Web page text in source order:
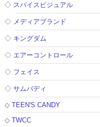
◇ スパイスビジュアル
◇ メディアブランド
◇ キングダム
◇ エアーコントロール
◇ フェイス
◇サムバディ
◇TEEN'S CANDY
◇TWCC